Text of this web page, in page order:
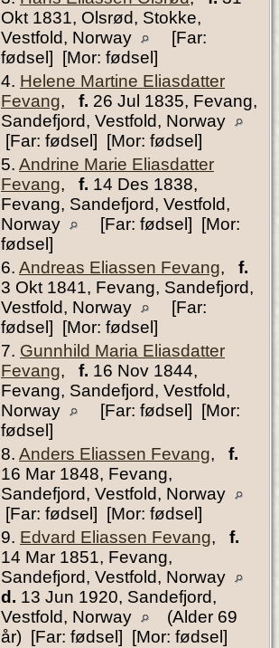
Okt 1831, Olsrød, Stokke,
Vestfold, Norway
[Far:
fødsel] [Mor: fødsel]
4. Helene Martine Eliasdatter
Fevang, f. 26 Jul 1835, Fevang,
Sandefjord, Vestfold, Norway
[Far: fødsel] [Mor: fødsel]
5. Andrine Marie Eliasdatter
Fevang, f. 14 Des 1838,
Fevang, Sandefjord, Vestfold,
Norway
[Far: fødsel] [Mor:
fødsel]
6. Andreas Eliassen Fevang, f.
3 Okt 1841, Fevang, Sandefjord,
Vestfold, Norway
[Far:
fødsel] [Mor: fødsel]
7. Gunnhild Maria Eliasdatter
Fevang, f. 16 Nov 1844,
Fevang, Sandefjord, Vestfold,
Norway
[Far: fødsel] [Mor:
fødsel]
8. Anders Eliassen Fevang, f.
16 Mar 1848, Fevang,
Sandefjord, Vestfold, Norway
[Far: fødsel] [Mor: fødsel]
9. Edvard Eliassen Fevang, f.
14 Mar 1851, Fevang,
Sandefjord, Vestfold, Norway
d. 13 Jun 1920, Sandefjord,
Vestfold, Norway
(Alder 69
år) [Far: fødsel] [Mor: fødsel]